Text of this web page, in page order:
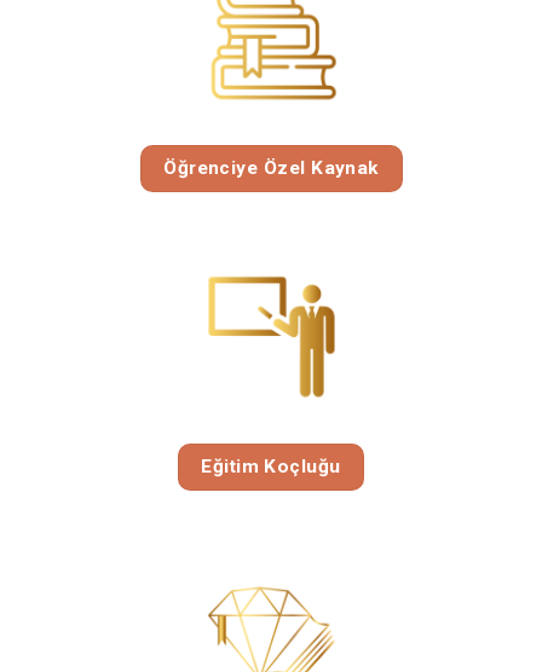
Öğrenciye Özel Kaynak
Eğitim Koçluğu